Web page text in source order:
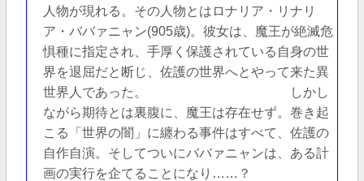
人物が現れる。その人物とはロナリア・リナリ
ア・ババァニャン(905歳)。彼女は、魔王が絶滅危
惧種に指定され、手厚く保護されている自身の世
界を退屈だと断じ、佐護の世界へとやって来た異
世界人であった。 しかし
ながら期待とは裏腹に、魔王は存在せず。巻き起
こる「世界の闇」に纏わる事件はすべて、佐護の
自作自演。そしてついにババァニャンは、ある計
画の実行を企てることになり……？